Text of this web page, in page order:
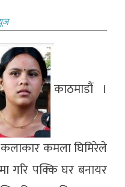
काठमाडौं ।
कमला घिमिरेले
गरि पक्कि घर बनायर